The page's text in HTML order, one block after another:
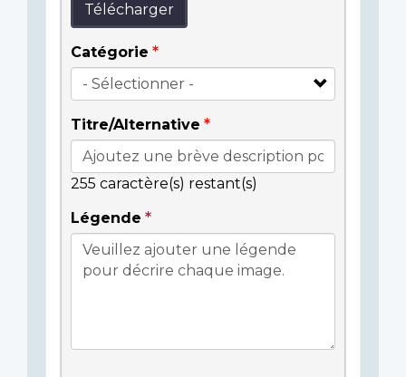
Télécharger
Catégorie
Titre/Alternative
255 caractère(s) restant(s)
Légende